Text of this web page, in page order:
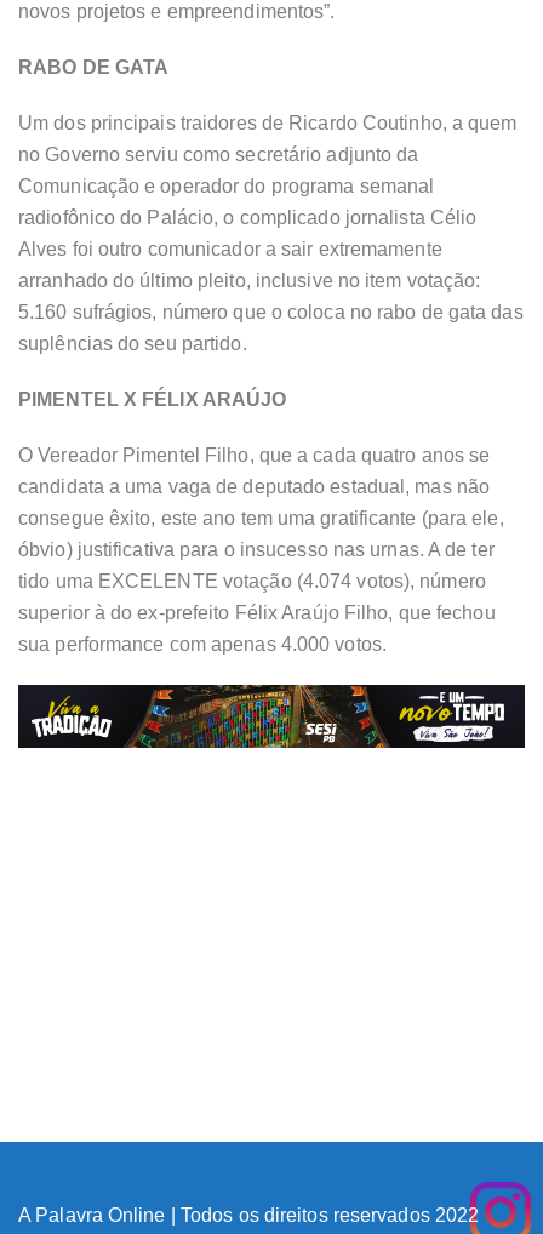
novos projetos e empreendimentos”.
RABO DE GATA
Um dos principais traidores de Ricardo Coutinho, a quem
no Governo serviu como secretário adjunto da
Comunicação e operador do programa semanal
radiofônico do Palácio, o complicado jornalista Célio
Alves foi outro comunicador a sair extremamente
arranhado do último pleito, inclusive no item votação:
5.160 sufrágios, número que o coloca no rabo de gata das
suplências do seu partido.
PIMENTEL X FÉLIX ARAÚJO
O Vereador Pimentel Filho, que a cada quatro anos se
candidata a uma vaga de deputado estadual, mas não
consegue êxito, este ano tem uma gratificante (para ele,
óbvio) justificativa para o insucesso nas urnas. A de ter
tido uma EXCELENTE votação (4.074 votos), número
superior à do ex-prefeito Félix Araújo Filho, que fechou
sua performance com apenas 4.000 votos.
A Palavra Online | Todos os direitos reservados 2022